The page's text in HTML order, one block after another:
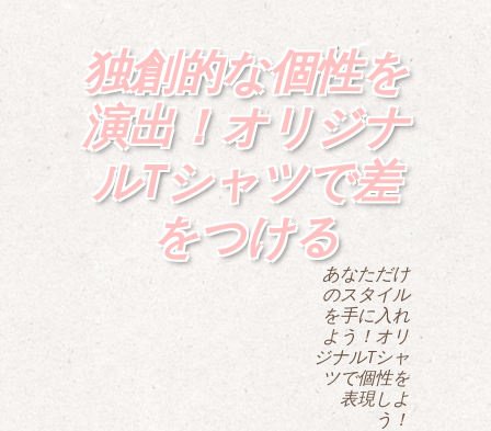
独創的な個性を
演出！オリジナ
ルTシャツで差
をつける
あなただけ
のスタイル
を手に入れ
よう！オリ
ジナルTシャ
ツで個性を
表現しよ
う！